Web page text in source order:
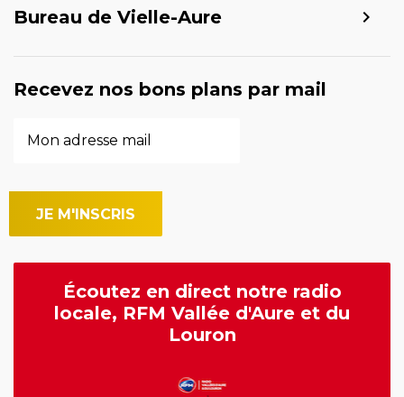
Bureau de Vielle-Aure
Recevez nos bons plans par mail
Écoutez en direct notre radio
locale, RFM Vallée d'Aure et du
Louron